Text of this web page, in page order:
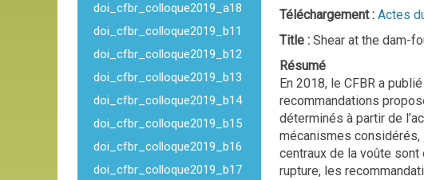
doi_cfbr_colloque2019_a18
doi_cfbr_colloque2019_b11
doi_cfbr_colloque2019_b12
doi_cfbr_colloque2019_b13
doi_cfbr_colloque2019_b14
doi_cfbr_colloque2019_b15
doi_cfbr_colloque2019_b16
doi_cfbr_colloque2019_b17
Téléchargement : Actes
Title : Shear at the dam-
Résumé
En 2018, le CFBR a
recommandations
déterminés à partir de
mécanismes
centraux de la voûte
rupture, les